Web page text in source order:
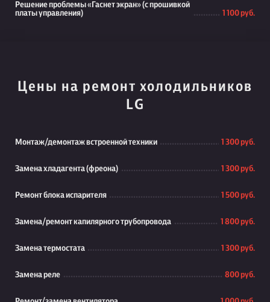
Решение проблемы «Гаснет экран» (с прошивкой
платы управления)
1 100 руб.
Цены на ремонт холодильников
LG
Монтаж/демонтаж встроенной техники 1 300 руб.
Замена хладагента (фреона) 1 300 руб.
Ремонт блока испарителя 1 500 руб.
Замена/ремонт капилярного трубопровода 1 800 руб.
Замена термостата 1 300 руб.
Замена реле 800 руб.